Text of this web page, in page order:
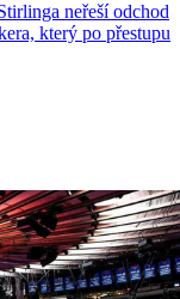
neřeší odchod
který po přestupu